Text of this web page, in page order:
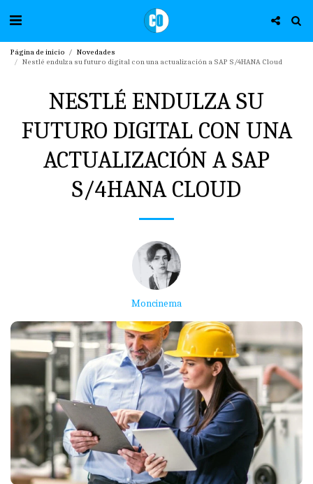
Página de inicio
Novedades
Nestlé endulza su futuro digital con una actualización a SAP S/4HANA Cloud
NESTLÉ ENDULZA SU
FUTURO DIGITAL CON UNA
ACTUALIZACIÓN A SAP
S/4HANA CLOUD
Moncinema